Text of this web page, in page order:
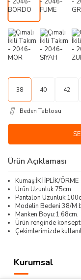
38 40 42
Beden Tablosu
Ürün Açıklaması
Kumaş:İKİ İPLİK/ÖRME
Ürün Uzunluk:75cm.
Pantalon
Modelin Bedeni:38/M
Manken Boyu:1.68cm.
Ürün renginde
Çekimlerimizde
Kurumsal